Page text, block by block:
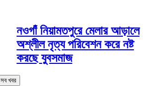
নওগাঁ নিয়ামতপুরে মেলার আড়ালে
অশ্লীল নৃত্য পরিবেশন করে নষ্ট
করছে যুবসমাজ
সব খবর